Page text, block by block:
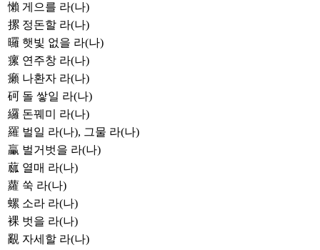
懶 게으를 라(나)
摞 정돈할 라(나)
曪 햇빛 없을 라(나)
瘰 연주창 라(나)
癩 나환자 라(나)
砢 돌 쌓일 라(나)
纙 돈꿰미 라(나)
羅 벌일 라(나), 그물 라(나)
臝 벌거벗을 라(나)
蓏 열매 라(나)
蘿 쑥 라(나)
螺 소라 라(나)
裸 벗을 라(나)
覶 자세할 라(나)